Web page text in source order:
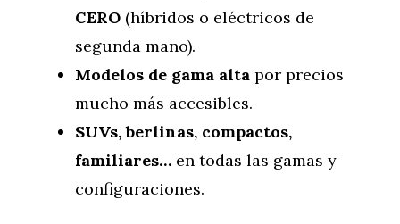
CERO (híbridos o eléctricos de
segunda mano).
Modelos de gama alta por precios
mucho más accesibles.
SUVs, berlinas, compactos,
familiares… en todas las gamas y
configuraciones.